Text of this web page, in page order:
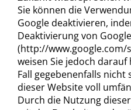
Sie können die
Google deaktivieren,
Deaktivierung von
(http://
weisen Sie jedoch darauf
Fall gegebenenfalls
dieser Website voll
Durch die Nutzung